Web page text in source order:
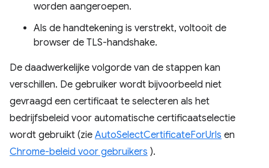
worden aangeroepen.
Als de handtekening is verstrekt, voltooit de
browser de TLS-handshake.
De daadwerkelijke volgorde van de stappen kan
verschillen. De gebruiker wordt bijvoorbeeld niet
gevraagd een certificaat te selecteren als het
bedrijfsbeleid voor automatische certificaatselectie
wordt gebruikt (zie AutoSelectCertificateForUrls en
Chrome-beleid voor gebruikers ).